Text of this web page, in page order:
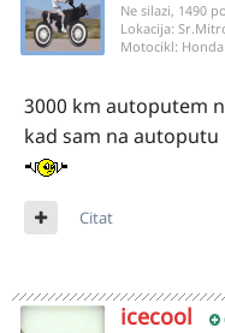
Ne silazi, 1490
Lokacija:
Motocikl:
3000 km autoputem
kad sam na
Citat
icecool